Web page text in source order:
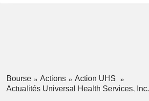
Bourse Actions
Action UHS
Actualités Universal Health Services, Inc.